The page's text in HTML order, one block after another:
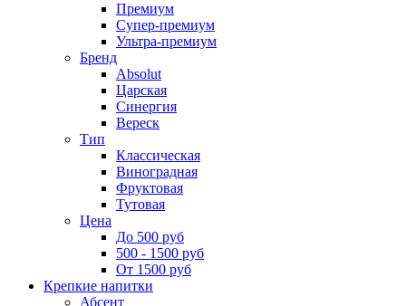
Премиум
Супер-премиум
Ультра-премиум
Бренд
Absolut
Царская
Синергия
Вереск
Тип
Классическая
Виноградная
Фруктовая
Тутовая
Цена
До 500 руб
500 - 1500 руб
От 1500 руб
Крепкие напитки
Абсент